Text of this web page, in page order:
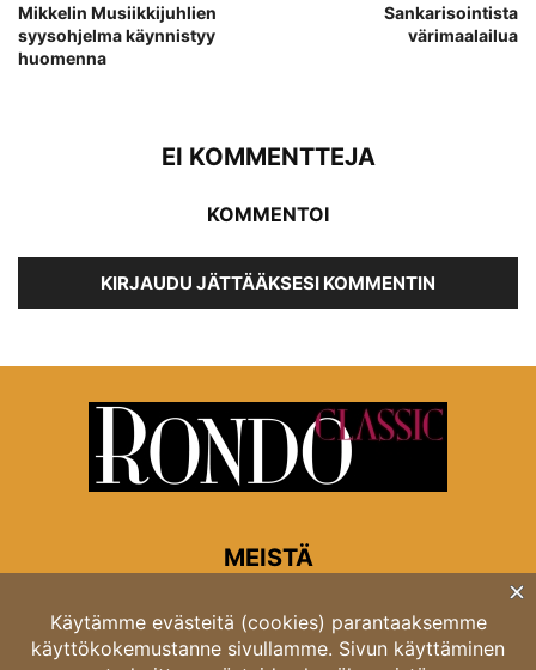
Mikkelin Musiikkijuhlien
syysohjelma käynnistyy
huomenna
Sankarisointista
värimaalailua
EI KOMMENTTEJA
KOMMENTOI
KIRJAUDU JÄTTÄÄKSESI KOMMENTIN
MEISTÄ
Rondon toimitus
Opastinsilta 6A 00520 Helsinki
Asiakaspalvelu: puh. 03 4246 5318